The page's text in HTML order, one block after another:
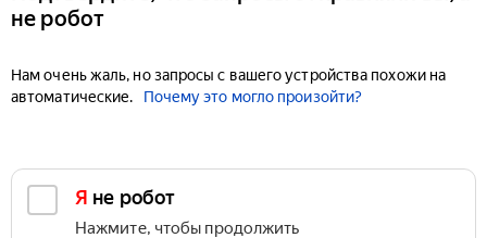
не робот
Нам очень жаль, но запросы с вашего устройства похожи на
автоматические.
Почему это могло произойти?
Я не робот
Нажмите, чтобы продолжить